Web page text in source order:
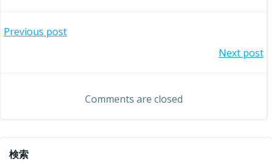
投
ゲ
Previous post
ビ
Next post
Comments are closed
検索